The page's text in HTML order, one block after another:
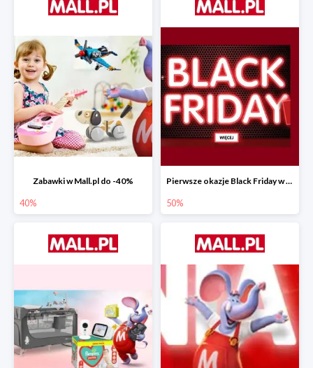
Zabawki w Mall.pl do -40%
40%
Pierwsze okazje Black Friday w Mall.pl do -50%
50%